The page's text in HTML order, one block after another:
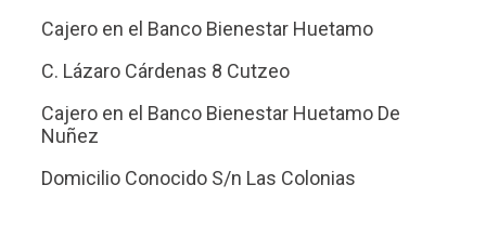
Cajero en el Banco Bienestar Huetamo
C. Lázaro Cárdenas 8 Cutzeo
Cajero en el Banco Bienestar Huetamo De
Nuñez
Domicilio Conocido S/n Las Colonias